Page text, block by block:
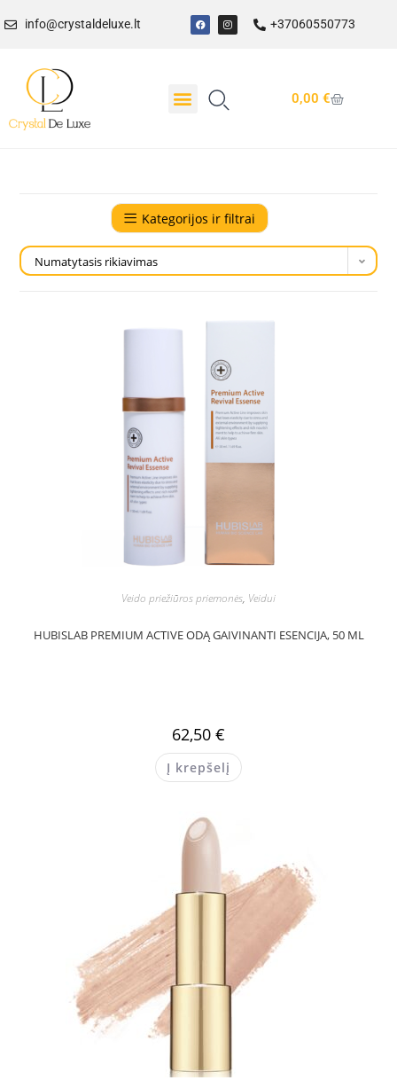
info@crystaldeluxe.lt +37060550773
0,00 €
Kategorijos ir filtrai
Numatytasis rikiavimas
Veido priežiūros priemonės, Veidui
HUBISLAB PREMIUM ACTIVE ODĄ GAIVINANTI ESENCIJA, 50 ML
62,50 €
Į krepšelį